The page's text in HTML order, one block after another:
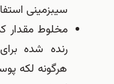
سیب‎زمینی استفاده كنید.
مخلوط مقدار
رنده شده
هرگونه لکه